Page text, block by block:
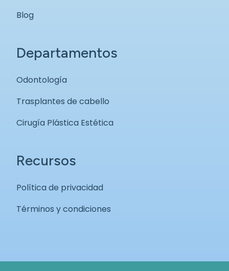
Blog
Departamentos
Odontología
Trasplantes de cabello
Cirugía Plástica Estética
Recursos
Política de privacidad
Términos y condiciones